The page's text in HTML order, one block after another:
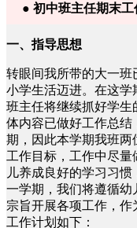
● 初中班主任期末工
一、指导思想
转眼间我所带的大一班
小学生活迈进。在这
班主任将继续抓好学
体内容已做好工作总
期，因此本学期我班
工作目标，工作中尽
儿养成良好的学习习
一学期，我们将遵循幼
宗旨开展各项工作，
工作计划如下：